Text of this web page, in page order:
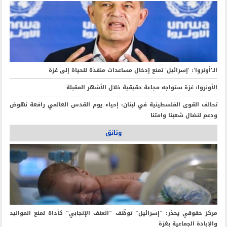
الـ'أونروا': 'إسرائيل' تمنع إدخال مساعدات منقذة للحياة إلى غزة
الأونروا: غزة ستواجه مجاعة حقيقية خلال الأشهر المقبلة
تحالف القوى الفلسطينية في لبنان: إحياء يوم القدس العالمي رافعة نهوض
ودعم لنضال شعبنا وامتنا
وثائق
مركز حقوقي يحذر: "إسرائيل" توظّف "العنف الإنجابي" كأداة لمنع المواليد
والإبادة الجماعية بغزة